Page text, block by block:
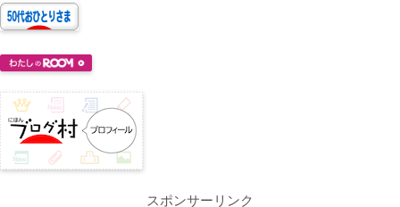
スポンサーリンク